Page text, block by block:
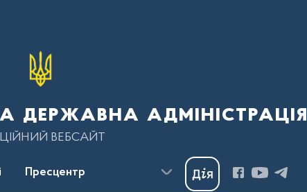
державна адміністрація
ВЕБСАЙТ
Пресцентр